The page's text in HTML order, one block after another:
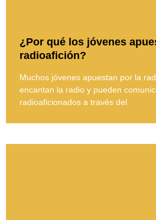
¿Por qué los jóvenes
radioafición?
Muchos jóvenes apuestan por la
encantan la radio y pueden
radioaficionados a través del